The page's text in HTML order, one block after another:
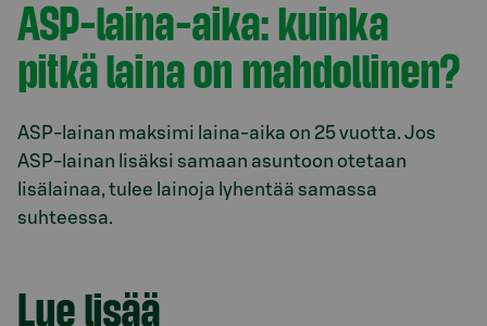
ASP-laina-aika: kuinka
pitkä laina on mahdollinen?
ASP-lainan maksimi laina-aika on 25 vuotta. Jos
ASP-lainan lisäksi samaan asuntoon otetaan
lisälainaa, tulee lainoja lyhentää samassa
suhteessa.
Lue lisää